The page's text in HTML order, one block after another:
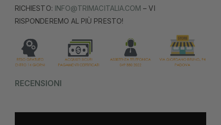
RICHIESTO: INFO@TRIMACITALIA.COM – VI
RISPONDEREMO AL PIÙ PRESTO!
RECENSIONI